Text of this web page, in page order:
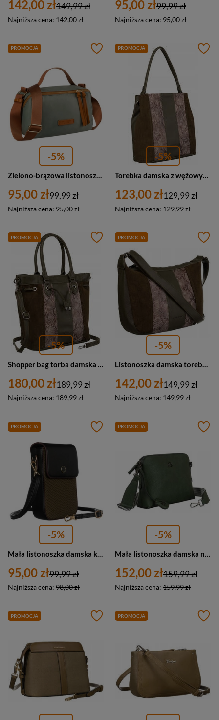
142,00 zł
Najniższa cena: 142,00 zł
149,99 zł 95,00 zł
Najniższa cena: 95,00 zł
99,99 zł
PROMOCJA
-5%
95,00 zł
Najniższa cena: 95,00 zł
99,99 zł
PROMOCJA
-5%
123,00 zł
Najniższa cena: 129,99 zł
129,99 zł
PROMOCJA
-5%
Shopper bag torba damska khaki ze skóry eko wzór skóry węża - David Jones 6885-5
180,00 zł
Najniższa cena: 189,99 zł
189,99 zł
PROMOCJA
-5%
Listonoszka damska torebka ze skóry ekologicznej khaki - David Jones 6885-1
142,00 zł
Najniższa cena: 149,99 zł
149,99 zł
PROMOCJA
-5%
95,00 zł
Najniższa cena: 98,00 zł
99,99 zł
PROMOCJA
-5%
152,00 zł
Najniższa cena: 159,99 zł
159,99 zł
PROMOCJA PROMOCJA